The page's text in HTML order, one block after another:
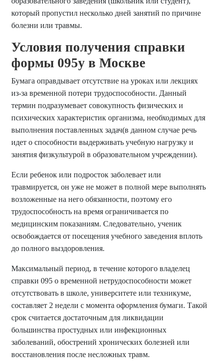
который пропустил несколько дней занятий по причине
болезни или травмы.
Условия получения справки
формы 095у в Москве
Бумага оправдывает отсутствие на уроках или лекциях
из-за временной потери трудоспособности. Данный
термин подразумевает совокупность физических и
психических характеристик организма, необходимых для
выполнения поставленных задач(в данном случае речь
идет о способности выдерживать учебную нагрузку и
занятия физкультурой в образовательном учреждении).
Если ребенок или подросток заболевает или
травмируется, он уже не может в полной мере выполнять
возложенные на него обязанности, поэтому его
трудоспособность на время ограничивается по
медицинским показаниям. Следовательно, ученик
освобождается от посещения учебного заведения вплоть
до полного выздоровления.
Максимальный период, в течение которого владелец
справки 095 о временной нетрудоспособности может
отсутствовать в школе, университете или техникуме,
составляет 2 недели с момента оформления бумаги. Такой
срок считается достаточным для ликвидации
большинства простудных или инфекционных
заболеваний, обострений хронических болезней или
восстановления после несложных травм.